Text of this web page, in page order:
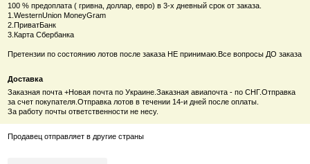
100 % предоплата ( гривна, доллар, евро) в 3-х дневный срок от заказа.
1.WesternUnion MoneyGram
2.ПриватБанк
3.Карта Сбербанка
Претензии по состоянию лотов после заказа НЕ принимаю.Все вопросы ДО заказа
Доставка
Заказная почта +Новая почта по Украине.Заказная авиапочта - по СНГ.Отправка
за счет покупателя.Отправка лотов в течении 14-и дней после оплаты.
За работу почты ответственности не несу.
Продавец отправляет в другие страны